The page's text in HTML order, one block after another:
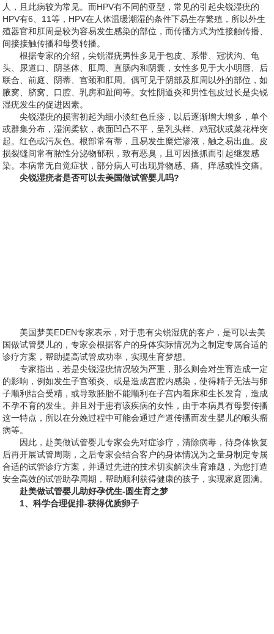
人，且此病较为常见。而HPV有不同的亚型，常见的引起尖锐湿疣的
HPV有6、11等，HPV在人体温暖潮湿的条件下易生存繁殖，所以外生
殖器官和肛周是较为容易发生感染的部位，而传播方式为性接触传播、
间接接触传播和母婴转播。
根据专家的介绍，尖锐湿疣男性多见于包皮、系带、冠状沟、龟
头、尿道口、阴茎体、肛周、直肠内和阴囊，女性多见于大小明唇、后
联合、前庭、阴蒂、宫颈和肛周。偶可见于阴部及肛周以外的部位，如
腋窝、脐窝、口腔、乳房和趾间等。女性阴道炎和男性包皮过长是尖锐
湿疣发生的促进因素。
尖锐湿疣的损害初起为细小淡红色丘疹，以后逐渐增大增多，单个
或群集分布，湿润柔软，表面凹凸不平，呈乳头样、鸡冠状或菜花样突
起。红色或污灰色。根部常有蒂，且易发生糜烂渗液，触之易出血。皮
损裂缝间常有脓性分泌物郁积，致有恶臭，且可因搔抓而引起继发感
染。本病常无自觉症状，部分病人可出现异物感、痛、痒感或性交痛。
尖锐湿疣者是否可以去美国做试管婴儿吗?
美国梦美EDEN专家表示，对于患有尖锐湿疣的客户，是可以去美
国做试管婴儿的，专家会根据客户的身体实际情况为之制定专属合适的
诊疗方案，帮助提高试管成功率，实现生育梦想。
专家指出，若是尖锐湿疣情况较为严重，那么则会对生育造成一定
的影响，例如发生子宫颈炎、或是造成宫腔内感染，使得精子无法与卵
子顺利结合受精，或导致胚胎不能顺利在子宫内着床和生长发育，造成
不孕不育的发生。并且对于患有该疾病的女性，由于本病具有母婴传播
这一特点，所以在分娩过程中可能会通过产道传播而发生婴儿的喉头瘤
病等。
因此，赴美做试管婴儿专家会先对症诊疗，清除病毒，待身体恢复
后再开展试管周期，之后专家会结合客户的身体情况为之量身制定专属
合适的试管诊疗方案，并通过先进的技术切实解决生育难题，为您打造
安全高效的试管助孕周期，帮助顺利获得健康的孩子，实现家庭圆满。
赴美做试管婴儿助好孕优生-圆生育之梦
1、科学合理促排-获得优质卵子